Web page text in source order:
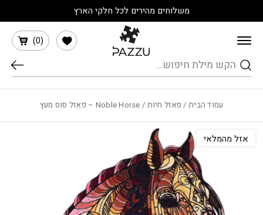
משלוחים מהירים לכל חלקי הארץ
חיפוש
(
0
)
הרשימה שלי
עמוד הבית / פאזל חיות / Noble Horse – פאזל סוס מעץ
אזל מהמלאי